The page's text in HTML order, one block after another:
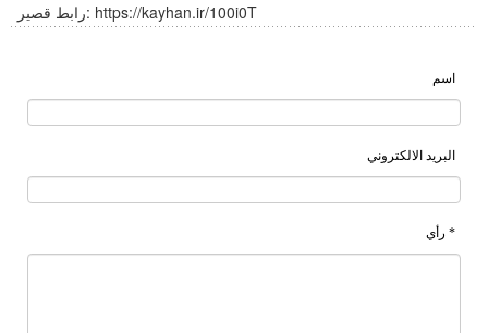
رابط قصير: https://kayhan.ir/100i0T
اسم
البريد الالكتروني
* رأي